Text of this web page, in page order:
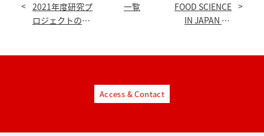
2021年度研究プ
ロジェクトの募
一覧
FOOD SCIENCE
IN JAPAN on
Access & Contact